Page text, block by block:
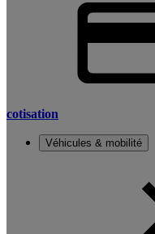
cotisation
Véhicules & mobilité